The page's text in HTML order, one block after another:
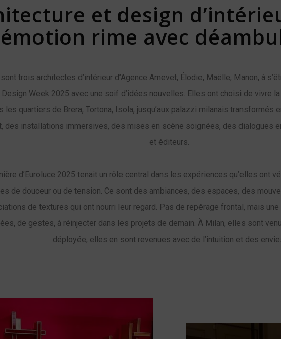
et design
émotion rime avec
trois architectes d’intérieur d’Agence Amevet, Élodie, Maëlle, Manon, à
Design Week 2025 avec une soif d’idées nouvelles. Elles ont choisi de vivre
les quartiers de Brera, Tortona, Isola, jusqu’aux palazzi milanais transformés
des installations immersives, des mises en scène soignées, des dialogues
et éditeurs.
d’Euroluce 2025 tenait un rôle central dans les expériences qu’elles ont
de douceur ou de tension. Ce sont des ambiances, des espaces, des
de textures qui ont nourri leur regard. Pas de repérage frontal, mais
de gestes, à réinjecter dans les projets de demain. À Milan, elles sont
déployée, elles en sont revenues avec de l’intuition et des